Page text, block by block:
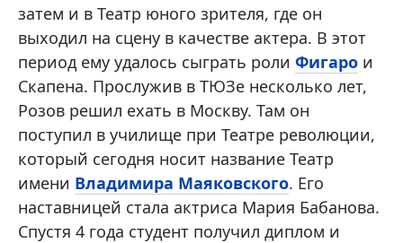
затем и в Театр юного зрителя, где он
выходил на сцену в качестве актера. В этот
период ему удалось сыграть роли Фигаро и
Скапена. Прослужив в ТЮЗе несколько лет,
Розов решил ехать в Москву. Там он
поступил в училище при Театре революции,
который сегодня носит название Театр
имени Владимира Маяковского. Его
наставницей стала актриса Мария Бабанова.
Спустя 4 года студент получил диплом и